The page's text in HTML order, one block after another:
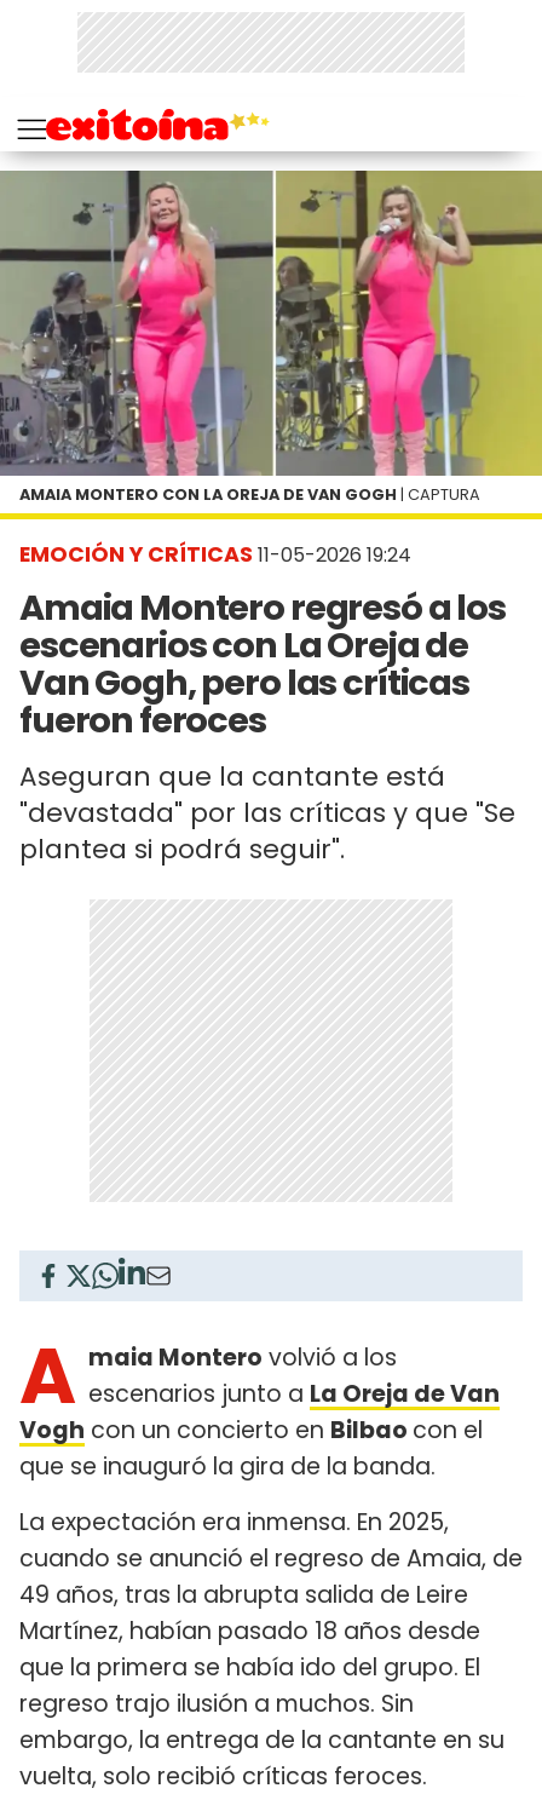
EMOCIÓN Y CRÍTICAS 11-05-2026 19:24
Amaia Montero regresó a los
escenarios con La Oreja de
Van Gogh, pero las críticas
fueron feroces
Aseguran que la cantante está
"devastada" por las críticas y que "Se
plantea si podrá seguir".
AMAIA MONTERO CON LA OREJA DE VAN GOGH | CAPTURA
A maia Montero volvió a los
escenarios junto a La Oreja de Van
Vogh con un concierto en Bilbao con el
que se inauguró la gira de la banda.
La expectación era inmensa. En 2025,
cuando se anunció el regreso de Amaia, de
49 años, tras la abrupta salida de Leire
Martínez, habían pasado 18 años desde
que la primera se había ido del grupo. El
regreso trajo ilusión a muchos. Sin
embargo, la entrega de la cantante en su
vuelta, solo recibió críticas feroces.